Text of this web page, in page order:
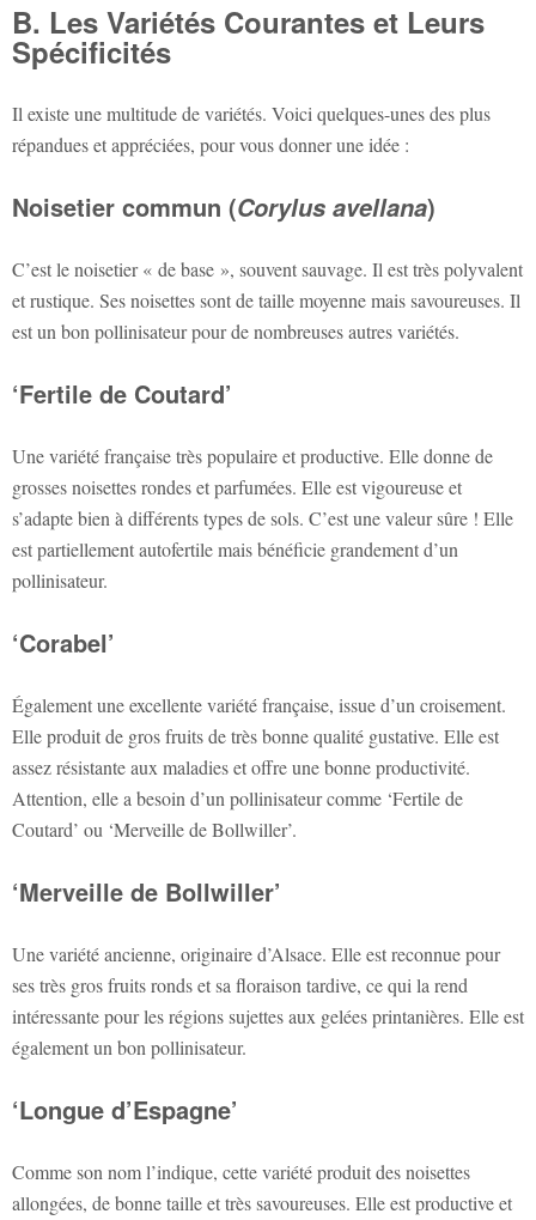
B. Les Variétés Courantes et Leurs
Spécificités
Il existe une multitude de variétés. Voici quelques-unes des plus
répandues et appréciées, pour vous donner une idée :
Noisetier commun (Corylus avellana)
C’est le noisetier « de base », souvent sauvage. Il est très polyvalent
et rustique. Ses noisettes sont de taille moyenne mais savoureuses. Il
est un bon pollinisateur pour de nombreuses autres variétés.
‘Fertile de Coutard’
Une variété française très populaire et productive. Elle donne de
grosses noisettes rondes et parfumées. Elle est vigoureuse et
s’adapte bien à différents types de sols. C’est une valeur sûre ! Elle
est partiellement autofertile mais bénéficie grandement d’un
pollinisateur.
‘Corabel’
Également une excellente variété française, issue d’un croisement.
Elle produit de gros fruits de très bonne qualité gustative. Elle est
assez résistante aux maladies et offre une bonne productivité.
Attention, elle a besoin d’un pollinisateur comme ‘Fertile de
Coutard’ ou ‘Merveille de Bollwiller’.
‘Merveille de Bollwiller’
Une variété ancienne, originaire d’Alsace. Elle est reconnue pour
ses très gros fruits ronds et sa floraison tardive, ce qui la rend
intéressante pour les régions sujettes aux gelées printanières. Elle est
également un bon pollinisateur.
‘Longue d’Espagne’
Comme son nom l’indique, cette variété produit des noisettes
allongées, de bonne taille et très savoureuses. Elle est productive et